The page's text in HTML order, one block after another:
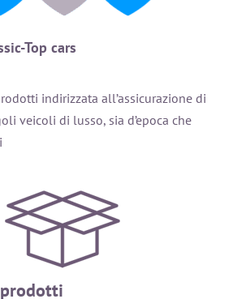
Top cars
indirizzata all’assicurazione di
veicoli di lusso, sia d’epoca che